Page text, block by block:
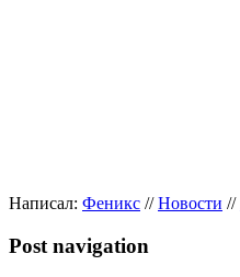
Написал: Феникс // Новости //
Post navigation